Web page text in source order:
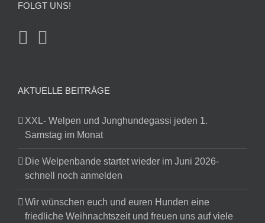
FOLGT UNS!
AKTUELLE BEITRÄGE
XXL- Welpen und Junghundegassi jeden 1.
Samstag im Monat
Die Welpenbande startet wieder im Juni 2026-
schnell noch anmelden
Wir wünschen euch und euren Hunden eine
friedliche Weihnachtszeit und freuen uns auf viele